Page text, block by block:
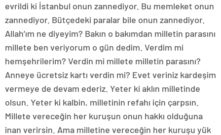
evrildi ki İstanbul onun zannediyor. Bu memleket onun
zannediyor. Bütçedeki paralar bile onun zannediyor.
Allah’ım ne diyeyim? Bakın o bakımdan milletin parasını
millete ben veriyorum o gün dedim. Verdim mi
hemşehrilerim? Verdin mi millete milletin parasını?
Anneye ücretsiz kartı verdin mi? Evet veriniz kardeşim
vermeye de devam ederiz. Yeter ki aklın milletinde
olsun. Yeter ki kalbin, milletinin refahı için çarpsın.
Millete vereceğin her kuruşun onun hakkı olduğuna
inan verirsin. Ama milletine vereceğin her kuruşu yük